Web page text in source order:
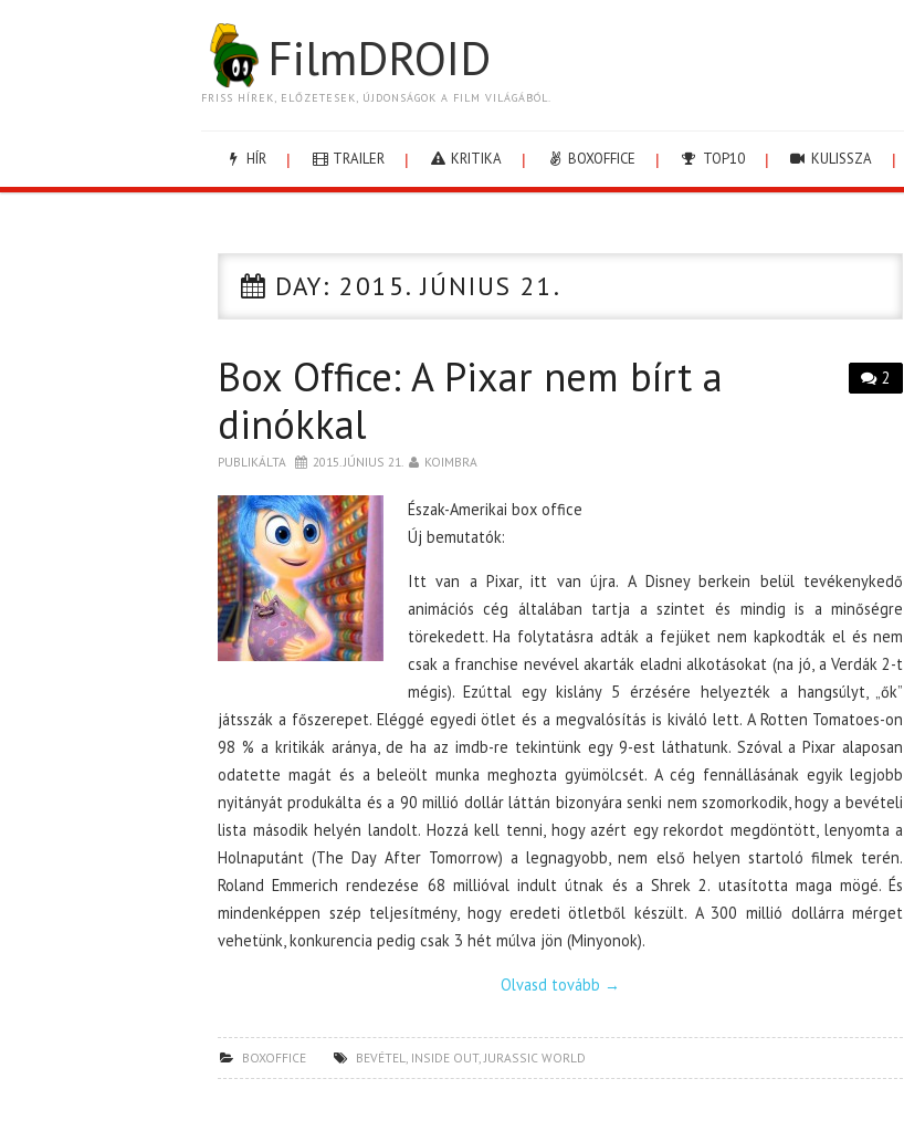
FilmDROID
FRISS HÍREK, ELŐZETESEK, ÚJDONSÁGOK A FILM VILÁGÁBÓL.
HÍR TRAILER KRITIKA BOXOFFICE TOP10 KULISSZA
DAY: 2015. JÚNIUS 21.
2
Box Office: A Pixar nem bírt a
dinókkal
PUBLIKÁLTA 2015. JÚNIUS 21. KOIMBRA
Észak-Amerikai box office
Új bemutatók:
Itt van a Pixar, itt van újra. A Disney berkein belül tevékenykedő
animációs cég általában tartja a szintet és mindig is a minőségre
törekedett. Ha folytatásra adták a fejüket nem kapkodták el és nem
csak a franchise nevével akarták eladni alkotásokat (na jó, a Verdák 2-t
mégis). Ezúttal egy kislány 5 érzésére helyezték a hangsúlyt, „ők”
játsszák a főszerepet. Eléggé egyedi ötlet és a megvalósítás is kiváló lett. A Rotten Tomatoes-on
98 % a kritikák aránya, de ha az imdb-re tekintünk egy 9-est láthatunk. Szóval a Pixar alaposan
odatette magát és a beleölt munka meghozta gyümölcsét. A cég fennállásának egyik legjobb
nyitányát produkálta és a 90 millió dollár láttán bizonyára senki nem szomorkodik, hogy a bevételi
lista második helyén landolt. Hozzá kell tenni, hogy azért egy rekordot megdöntött, lenyomta a
Holnaputánt (The Day After Tomorrow) a legnagyobb, nem első helyen startoló filmek terén.
Roland Emmerich rendezése 68 millióval indult útnak és a Shrek 2. utasította maga mögé. És
mindenképpen szép teljesítmény, hogy eredeti ötletből készült. A 300 millió dollárra mérget
vehetünk, konkurencia pedig csak 3 hét múlva jön (Minyonok).
Olvasd tovább →
BOXOFFICE BEVÉTEL, INSIDE OUT,JURASSIC WORLD